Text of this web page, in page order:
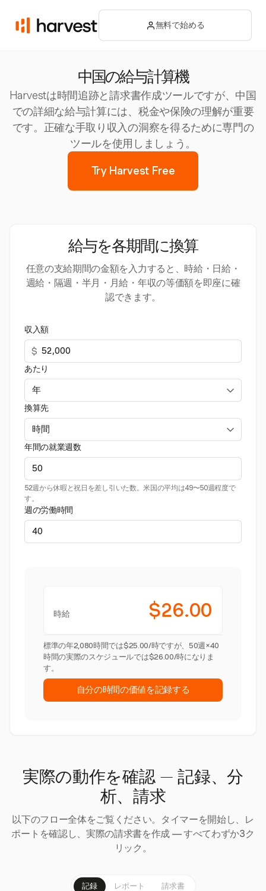
無料で始める
中国の給与計算機
Harvestは時間追跡と請求書作成ツールですが、中国
での詳細な給与計算には、税金や保険の理解が重要
です。正確な手取り収入の洞察を得るために専門の
ツールを使用しましょう。
Try Harvest Free
給与を各期間に換算
任意の支給期間の金額を入力すると、時給・日給・
週給・隔週・半月・月給・年収の等価額を即座に確
認できます。
収入額
$
あたり
換算先
年間の就業週数
52週から休暇と祝日を差し引いた数。米国の平均は49〜50週程度で
す。
週の労働時間
時給 $26.00
標準の年2,080時間では$25.00/時ですが、50週×40
時間の実際のスケジュールでは$26.00/時になりま
す。
自分の時間の価値を記録する
実際の動作を確認 — 記録、分
析、請求
以下のフロー全体をご覧ください。タイマーを開始し、レ
ポートを確認し、実際の請求書を作成 — すべてわずか3ク
リック。
記録 レポート 請求書